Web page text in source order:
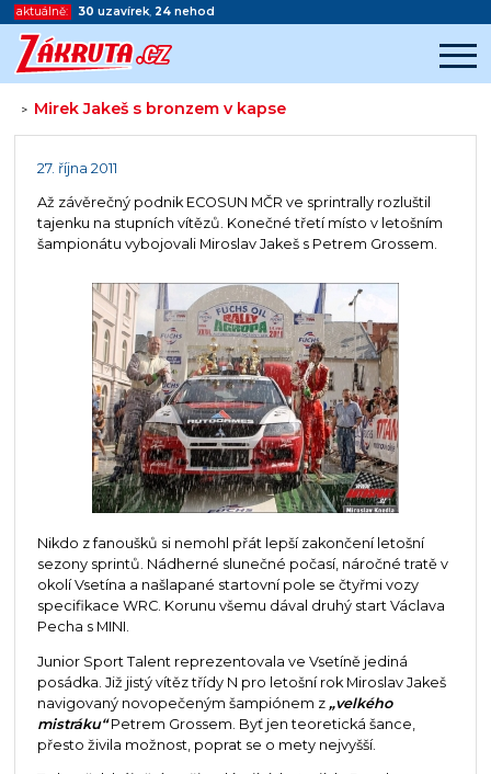
aktuálně: 30 uzavírek, 24 nehod
> Mirek Jakeš s bronzem v kapse
Začátek reklamy
27. října 2011
Až závěrečný podnik ECOSUN MČR ve sprintrally rozluštil
tajenku na stupních vítězů. Konečné třetí místo v letošním
šampionátu vybojovali Miroslav Jakeš s Petrem Grossem.
Nikdo z fanoušků si nemohl přát lepší zakončení letošní
sezony sprintů. Nádherné slunečné počasí, náročné tratě v
okolí Vsetína a našlapané startovní pole se čtyřmi vozy
specifikace WRC. Korunu všemu dával druhý start Václava
Pecha s MINI.
Junior Sport Talent reprezentovala ve Vsetíně jediná
posádka. Již jistý vítěz třídy N pro letošní rok Miroslav Jakeš
navigovaný novopečeným šampiónem z „velkého
mistráku“Petrem Grossem. Byť jen teoretická šance,
přesto živila možnost, poprat se o mety nejvyšší.